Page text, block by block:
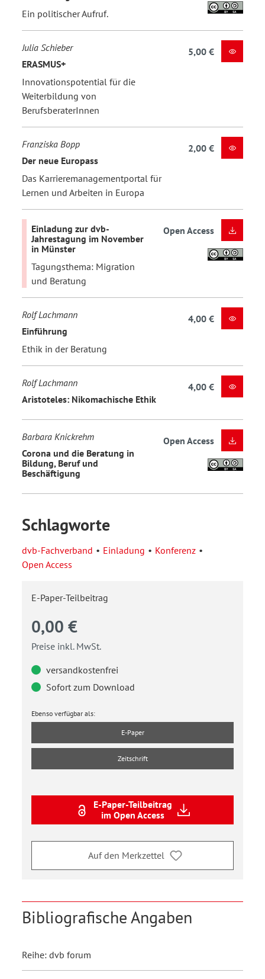
Ein politischer Aufruf.
Julia Schieber
ERASMUS+
Innovationspotential für die
Weiterbildung von
BerufsberaterInnen
5,00 €
Franziska Bopp
Der neue Europass
Das Karrieremanagementportal für
Lernen und Arbeiten in Europa
2,00 €
Einladung zur dvb-
Jahrestagung im November
in Münster
Tagungsthema: Migration
und Beratung
Open Access
Rolf Lachmann
Einführung
Ethik in der Beratung
4,00 €
Rolf Lachmann
Aristoteles: Nikomachische Ethik
4,00 €
Barbara Knickrehm
Corona und die Beratung in
Bildung, Beruf und
Beschäftigung
Open Access
Schlagworte
dvb-Fachverband Einladung
Konferenz
Open Access
E-Paper-Teilbeitrag
0,00 €
Preise inkl. MwSt.
versandkostenfrei
Sofort zum Download
Ebenso verfügbar als:
E-Paper
Zeitschrift
E-Paper-Teilbeitrag
im Open Access
Auf den Merkzettel
Bibliografische Angaben
Reihe: dvb forum